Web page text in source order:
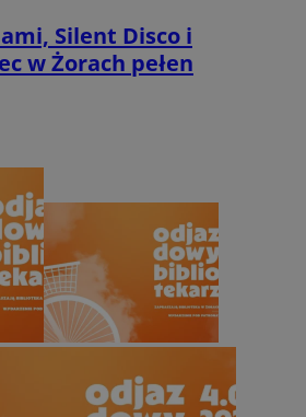
Silent Disco i
w Żorach pełen